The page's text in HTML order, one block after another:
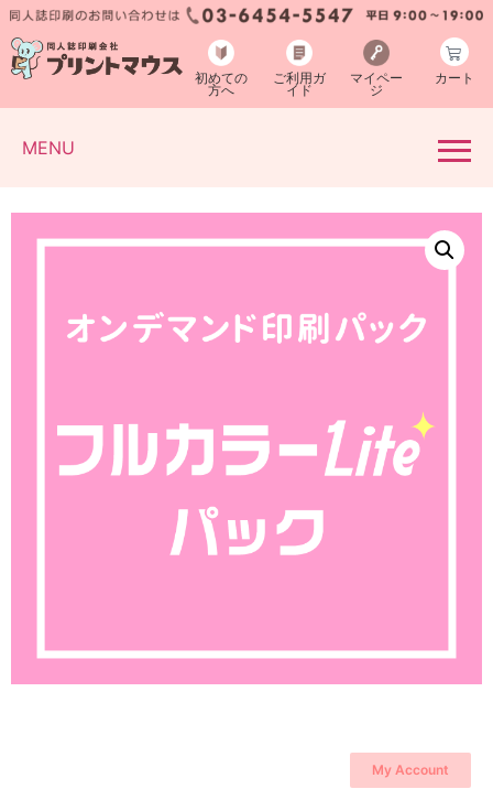
初めての
方へ
ご利用ガ
イド
マイペー
ジ
カート
MENU
My Account